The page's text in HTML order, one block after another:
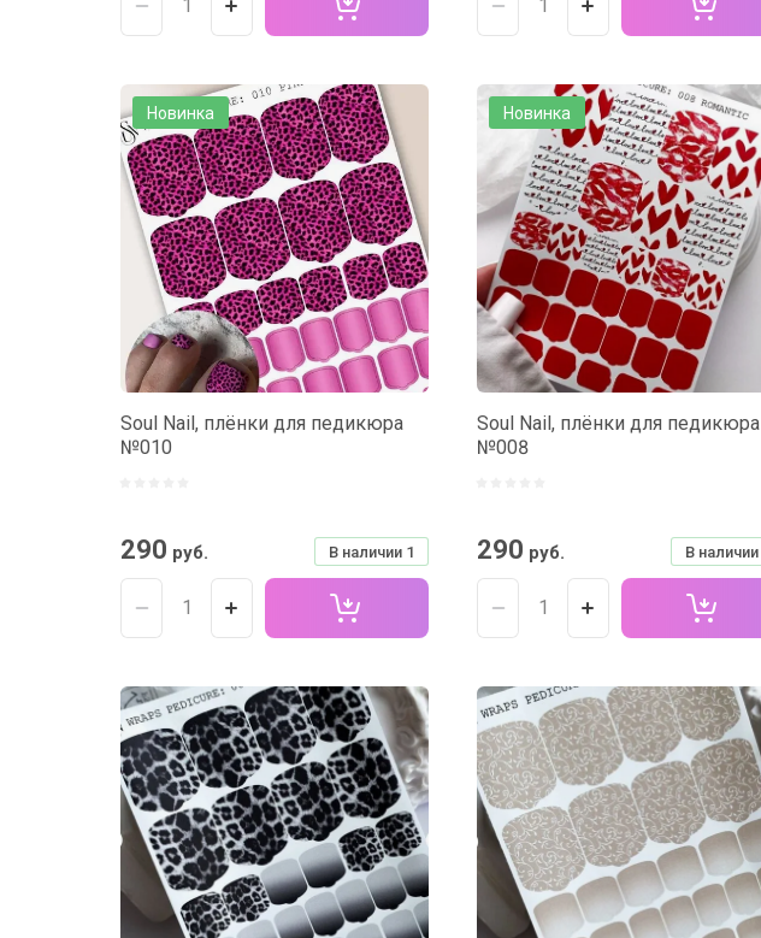
Новинка
Soul Nail, плёнки для педикюра
№010
В наличии 1
290 руб.
Новинка
Soul Nail, плёнки для педикюра
№008
В наличии
290 руб.